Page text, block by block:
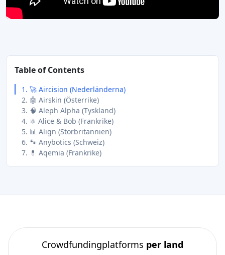
Table of Contents
1. 🚀 Aircision (Nederländerna)
2. 🤖 Airskin (Österrike)
3. 🧠 Aleph Alpha (Tyskland)
4. ⚛️ Alice & Bob (Frankrike)
5. 📊 Align (Storbritannien)
6. 🐾 Anybotics (Schweiz)
7. 💊 Aqemia (Frankrike)
Crowdfundingplatforms per land